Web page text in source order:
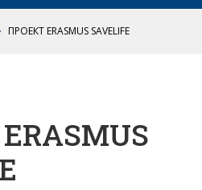
ПРОЕКТ ERASMUS SAVELIFE